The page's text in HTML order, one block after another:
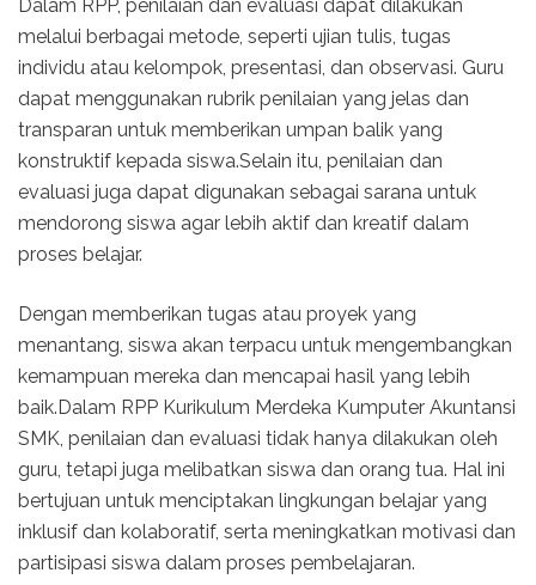
Dalam RPP, penilaian dan evaluasi dapat dilakukan
melalui berbagai metode, seperti ujian tulis, tugas
individu atau kelompok, presentasi, dan observasi. Guru
dapat menggunakan rubrik penilaian yang jelas dan
transparan untuk memberikan umpan balik yang
konstruktif kepada siswa.Selain itu, penilaian dan
evaluasi juga dapat digunakan sebagai sarana untuk
mendorong siswa agar lebih aktif dan kreatif dalam
proses belajar.
Dengan memberikan tugas atau proyek yang
menantang, siswa akan terpacu untuk mengembangkan
kemampuan mereka dan mencapai hasil yang lebih
baik.Dalam RPP Kurikulum Merdeka Kumputer Akuntansi
SMK, penilaian dan evaluasi tidak hanya dilakukan oleh
guru, tetapi juga melibatkan siswa dan orang tua. Hal ini
bertujuan untuk menciptakan lingkungan belajar yang
inklusif dan kolaboratif, serta meningkatkan motivasi dan
partisipasi siswa dalam proses pembelajaran.